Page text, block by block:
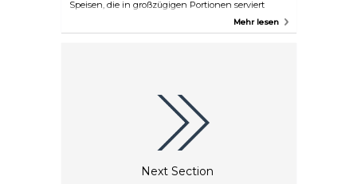
Speisen, die in großzügigen Portionen serviert
werden. Wenn Sie Lust auf einen guten Kaffee
Mehr lesen
Next Section